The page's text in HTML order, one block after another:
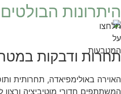
היתרונות הבולטים
תחרות ודבקות
האוירה באולימפיאדה, תחרותית
המשתתפים חדורי מוטיביציה ורצון